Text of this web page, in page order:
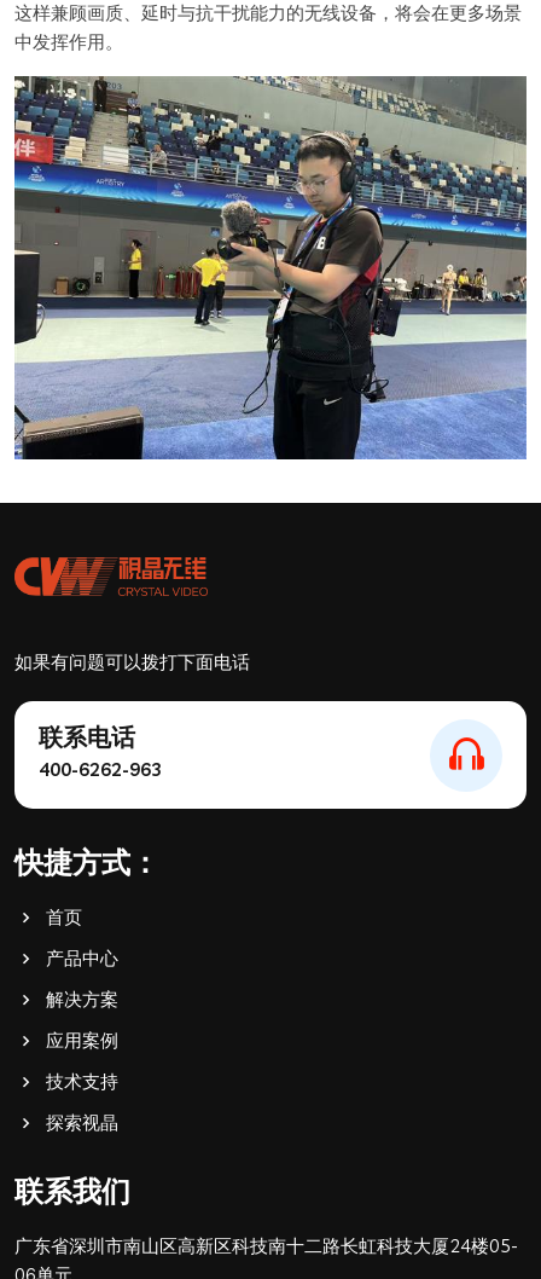
这样兼顾画质、延时与抗干扰能力的无线设备，将会在更多场景
中发挥作用。
如果有问题可以拨打下面电话
联系电话
400-6262-963
快捷方式：
首页
产品中心
解决方案
应用案例
技术支持
探索视晶
联系我们
广东省深圳市南山区高新区科技南十二路长虹科技大厦24楼05-